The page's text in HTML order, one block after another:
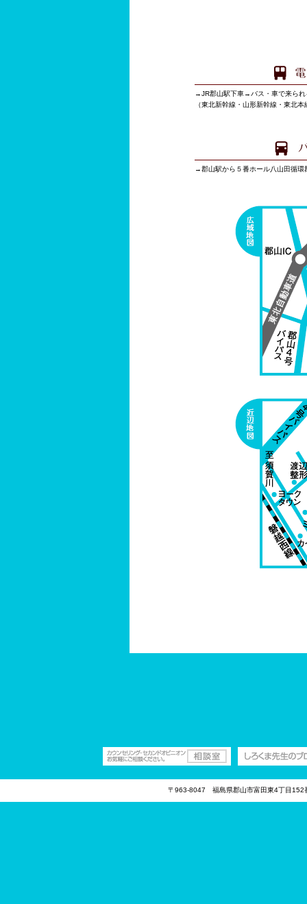
→JR郡山駅下車→バス・車で来られ
（東北新幹線・山形新幹線・東北
→郡山駅から５番ホール八山田循環
〒963-8047 福島県郡山市富田東4丁目152